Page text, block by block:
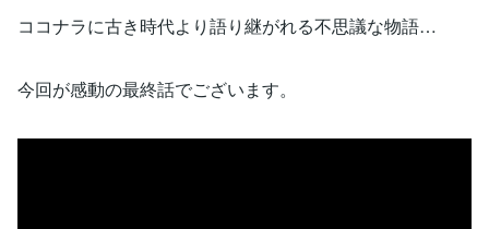
ココナラに古き時代より語り継がれる不思議な物語…
今回が感動の最終話でございます。